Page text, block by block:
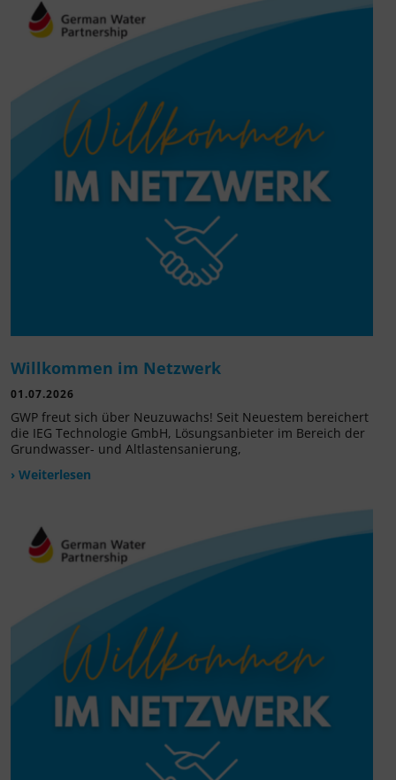
Willkommen im Netzwerk
01.07.2026
GWP freut sich über Neuzuwachs! Seit Neuestem bereichert
die IEG Technologie GmbH, Lösungsanbieter im Bereich der
Grundwasser- und Altlastensanierung,
› Weiterlesen